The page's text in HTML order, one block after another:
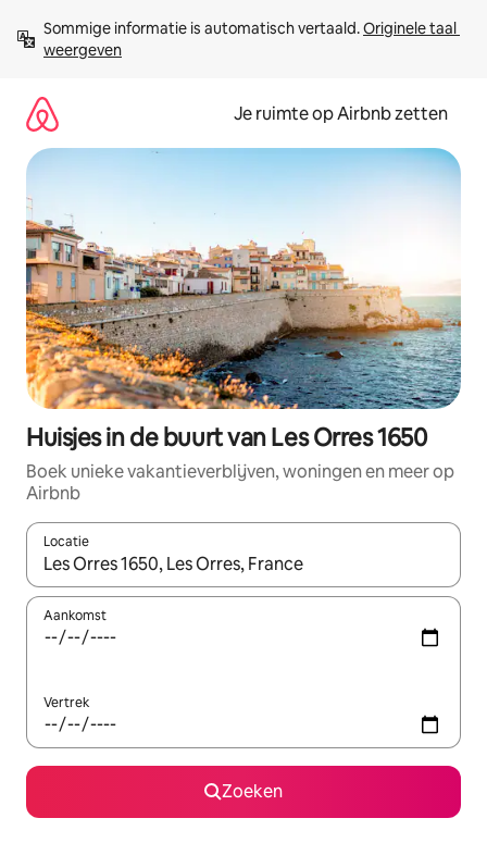
direct
naar
Sommige informatie is automatisch vertaald. Originele taal
weergeven
Je ruimte op Airbnb zetten
Huisjes in de buurt van Les Orres 1650
Boek unieke vakantieverblijven, woningen en meer op
Airbnb
Locatie
Wanneer er suggesties beschikbaar zijn, maak je een keuze
Aankomst
Vertrek
Zoeken